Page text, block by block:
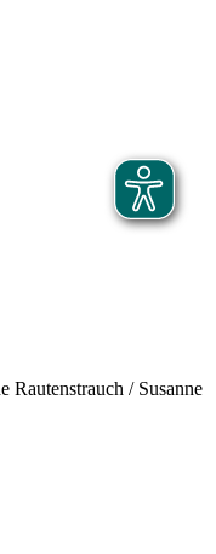
Rautenstrauch / Susanne